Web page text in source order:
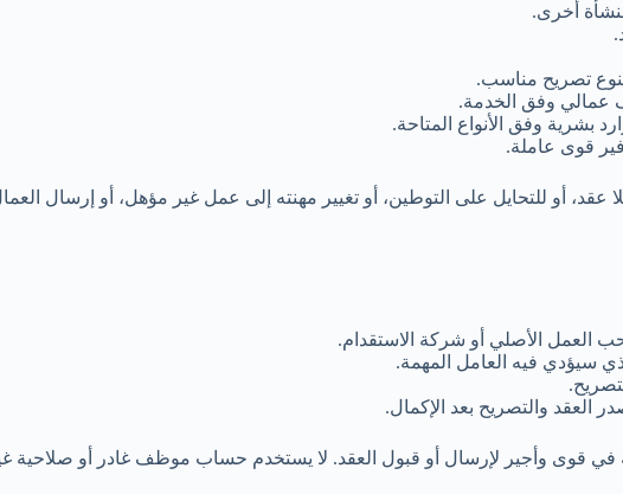
أخرى.
تصريح مناسب.
وفق الخدمة.
بشرية وفق الأنواع المتاحة.
قوى عاملة.
عقد، أو للتحايل على التوطين، أو تغيير مهنته إلى عمل غير مؤهل، أو إرسال
العمل الأصلي أو شركة الاستقدام.
سيؤدي فيه العامل المهمة.
العقد والتصريح بعد الإكمال.
قوى وأجير لإرسال أو قبول العقد. لا يستخدم حساب موظف غادر أو صلاحية